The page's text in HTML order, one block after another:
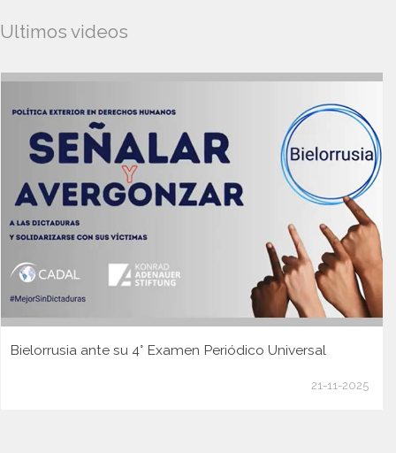
Ultimos videos
Bielorrusia ante su 4° Examen Periódico Universal
21-11-2025